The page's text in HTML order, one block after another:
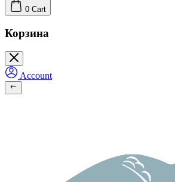
0 Cart
Корзина
Account